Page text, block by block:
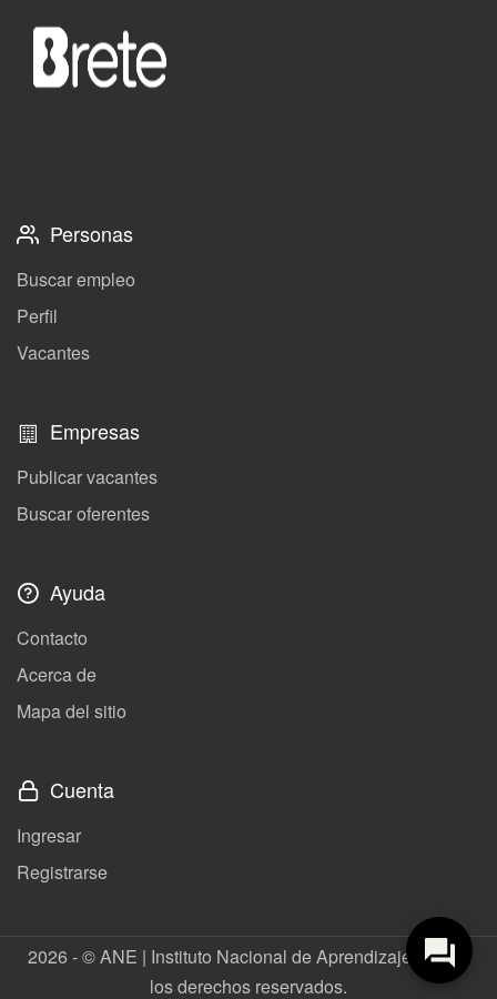
Personas
Buscar empleo
Perfil
Vacantes
Empresas
Publicar vacantes
Buscar oferentes
Ayuda
Contacto
Acerca de
Mapa del sitio
Cuenta
Ingresar
Registrarse
2026 - © ANE | Instituto Nacional de Aprendizaje. Todos
los derechos reservados.